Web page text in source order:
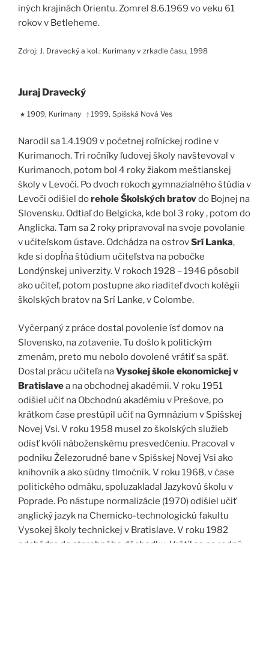
iných krajinách Orientu. Zomrel 8.6.1969 vo veku 61
rokov v Betleheme.
Zdroj: J. Dravecký a kol.: Kurimany v zrkadle času, 1998
Juraj Dravecký
★ 1909, Kurimany †1999, Spišská Nová Ves
Narodil sa 1.4.1909 v početnej roľníckej rodine v
Kurimanoch. Tri ročníky ľudovej školy navštevoval v
Kurimanoch, potom bol 4 roky žiakom meštianskej
školy v Levoči. Po dvoch rokoch gymnazialného štúdia v
Levoči odišiel dorehole Školských bratovdo Bojnej na
Slovensku. Odtiaľ do Belgicka, kde bol 3 roky , potom do
Anglicka. Tam sa 2 roky pripravoval na svoje povolanie
v učiteľskom ústave. Odchádza na ostrovSrí Lanka,
kde si dopĺňa štúdium učiteľstva na pobočke
Londýnskej univerzity. V rokoch 1928 – 1946 pôsobil
ako učiteľ, potom postupne ako riaditeľ dvoch kolégii
školských bratov na Srí Lanke, v Colombe.
Vyčerpaný z práce dostal povolenie ísť domov na
Slovensko, na zotavenie. Tu došlo k politickým
zmenám, preto mu nebolo dovolené vrátiť sa späť.
Dostal prácu učiteľa naVysokej škole ekonomickej v
Bratislavea na obchodnej akadémii. V roku 1951
odišiel učiť na Obchodnú akadémiu v Prešove, po
krátkom čase prestúpil učiť na Gymnázium v Spišskej
Novej Vsi. V roku 1958 musel zo školských služieb
odísť kvôli náboženskému presvedčeniu. Pracoval v
podniku Železorudné bane v Spišskej Novej Vsi ako
knihovník a ako súdny tlmočník. V roku 1968, v čase
politického odmäku, spoluzakladal Jazykovú školu v
Poprade. Po nástupe normalizácie (1970) odišiel učiť
anglický jazyk na Chemicko-technologickú fakultu
Vysokej školy technickej v Bratislave. V roku 1982
odchádza do starobného dôchodku. Vrátil sa na rodný